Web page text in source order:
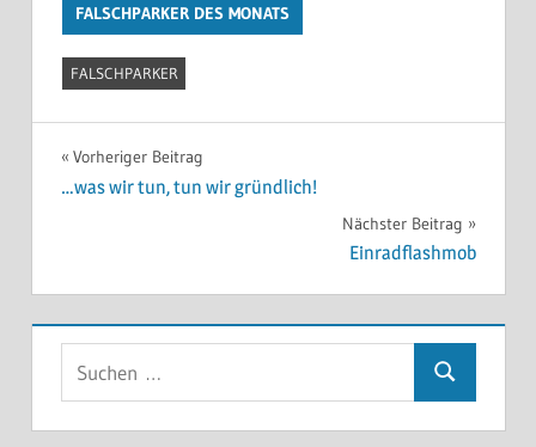
FALSCHPARKER DES MONATS
FALSCHPARKER
Beitragsnavigation
Vorheriger Beitrag
…was wir tun, tun wir gründlich!
Nächster Beitrag
Einradflashmob
Suchen